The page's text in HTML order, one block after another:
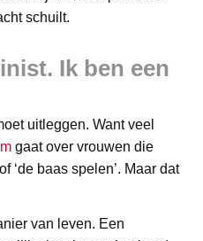
schuilt.
Ik ben een
uitleggen. Want veel
gaat over vrouwen die
‘de baas spelen’. Maar dat
van leven. Een